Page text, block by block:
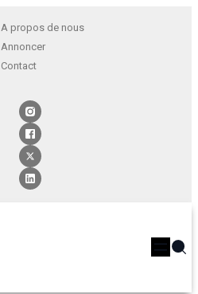
A propos de nous
Annoncer
Contact